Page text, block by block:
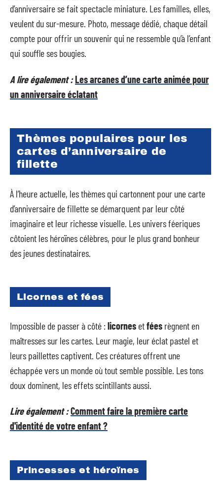
d’anniversaire se fait spectacle miniature. Les familles, elles,
veulent du sur-mesure. Photo, message dédié, chaque détail
compte pour offrir un souvenir qui ne ressemble qu’à l’enfant
qui souffle ses bougies.
A lire également :Les arcanes d’une carte animée pour
un anniversaire éclatant
Thèmes populaires pour les
cartes d’anniversaire de
fillette
À l’heure actuelle, les thèmes qui cartonnent pour une carte
d’anniversaire de fillette se démarquent par leur côté
imaginaire et leur richesse visuelle. Les univers féeriques
côtoient les héroïnes célèbres, pour le plus grand bonheur
des jeunes destinataires.
Licornes et fées
Impossible de passer à côté :licornes etfées règnent en
maîtresses sur les cartes. Leur magie, leur éclat pastel et
leurs paillettes captivent. Ces créatures offrent une
échappée vers un monde où tout semble possible. Les tons
doux dominent, les effets scintillants aussi.
Lire également :Comment faire la première carte
d'identité de votre enfant ?
Princesses et héroïnes